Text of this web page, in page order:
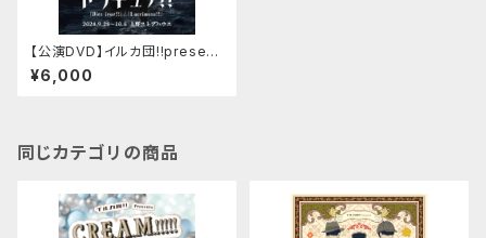
【公演DVD】イルカ団!!present
s「ドラキュラ!!」『Dies irae!!』＆
『Lacrimosa!!』
¥6,000
同じカテゴリの商品